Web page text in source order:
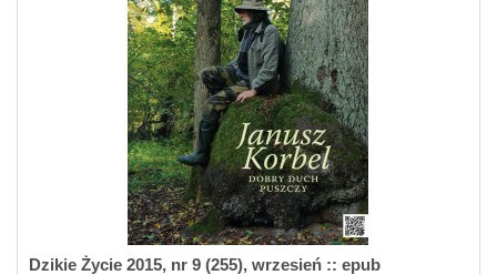
Dzikie Życie 2015, nr 9 (255), wrzesień :: epub